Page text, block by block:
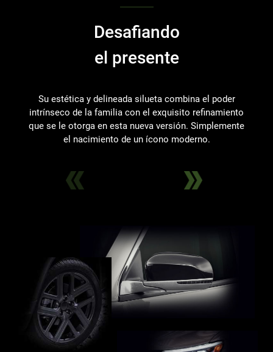
Desafiando
el presente
Su estética y delineada silueta combina el poder
intrínseco de la familia con el exquisito refinamiento
que se le otorga en esta nueva versión. Simplemente
el nacimiento de un ícono moderno.